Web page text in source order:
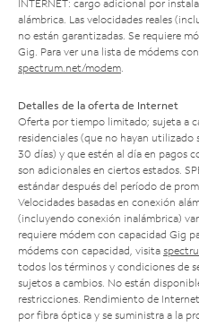
INTERNET: cargo adicional por
alámbrica. Las velocidades reales
no están garantizadas. Se requiere
Gig. Para ver una lista de módems
spectrum.net/modem
Detalles de la oferta de Internet
Oferta por tiempo limitado; sujeta a
residenciales (que no hayan
30 días) y que estén al día en pagos
son adicionales en ciertos estados.
estándar después del período de
Velocidades basadas en conexión
(incluyendo conexión inalámbrica)
requiere módem con capacidad Gig
módems con capacidad, visita
todos los términos y condiciones de
sujetos a cambios. No están
restricciones. Rendimiento de
por fibra óptica y se suministra a la